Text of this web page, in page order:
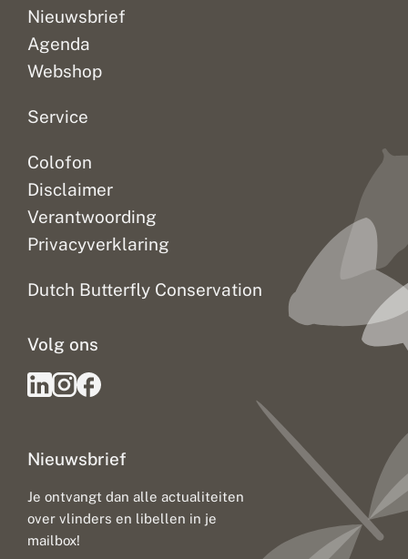
Nieuwsbrief
Agenda
Webshop
Service
Colofon
Disclaimer
Verantwoording
Privacyverklaring
Dutch Butterfly Conservation
Nieuwsbrief
Je ontvangt dan alle actualiteiten
over vlinders en libellen in je
mailbox!
Volg ons